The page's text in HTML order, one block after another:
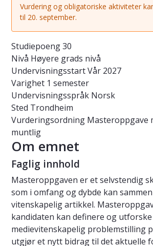
Vurdering og obligatoriske aktiviteter
til 20. september.
Studiepoeng30
Nivå Høyere grads nivå
UndervisningsstartVår 2027
Varighet 1 semester
Undervisningsspråk Norsk
Sted Trondheim
Vurderingsordning Masteroppgave
muntlig
Om emnet
Faglig innhold
Masteroppgaven er et selvstendig
som i omfang og dybde kan
vitenskapelig artikkel.
kandidaten kan definere og
medievitenskapelig problemstilling
utgjør et nytt bidrag til det aktuelle